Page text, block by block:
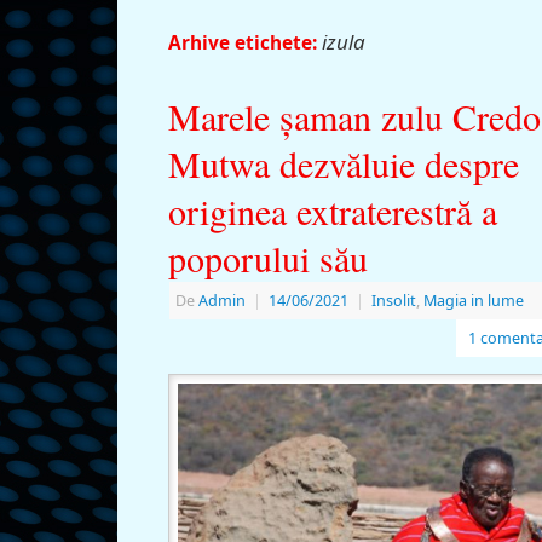
Arhive etichete:izula
Marele şaman zulu Credo
Mutwa dezvăluie despre
originea extraterestră a
poporului său
DeAdmin | 14/06/2021 | Insolit, Magia in lume
1